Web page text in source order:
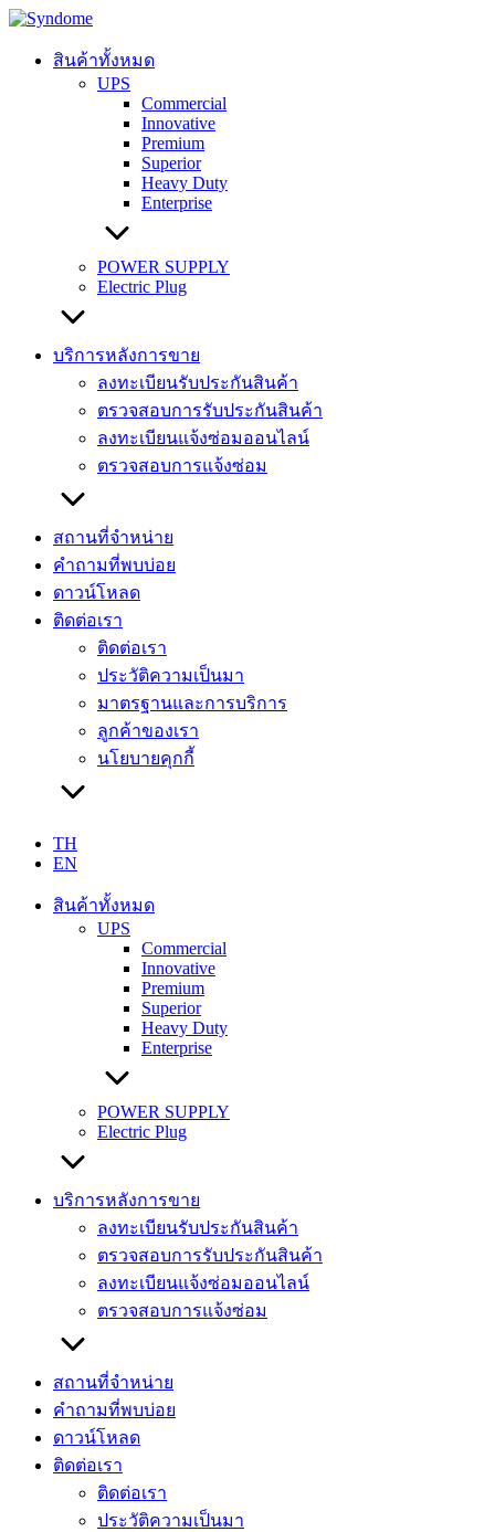
Skip
contentสินค้าทั้งหมด
UPS
Commercial
Innovative
Premium
Superior
Heavy Duty
Enterprise
POWER SUPPLY
Electric Plug
บริการหลังการขาย
ลงทะเบียนรับประกันสินค้า
ตรวจสอบการรับประกันสินค้า
ลงทะเบียนแจ้งซ่อมออนไลน์
ตรวจสอบการแจ้งซ่อม
สถานที่จำหน่าย
คำถามที่พบบ่อย
ดาวน์โหลด
ติดต่อเรา
ติดต่อเรา
ประวัติความเป็นมา
มาตรฐานและการบริการ
ลูกค้าของเรา
นโยบายคุกกี้
TH
EN
สินค้าทั้งหมด
UPS
Commercial
Innovative
Premium
Superior
Heavy Duty
Enterprise
POWER SUPPLY
Electric Plug
บริการหลังการขาย
ลงทะเบียนรับประกันสินค้า
ตรวจสอบการรับประกันสินค้า
ลงทะเบียนแจ้งซ่อมออนไลน์
ตรวจสอบการแจ้งซ่อม
สถานที่จำหน่าย
คำถามที่พบบ่อย
ดาวน์โหลด
ติดต่อเรา
ติดต่อเรา
ประวัติความเป็นมา